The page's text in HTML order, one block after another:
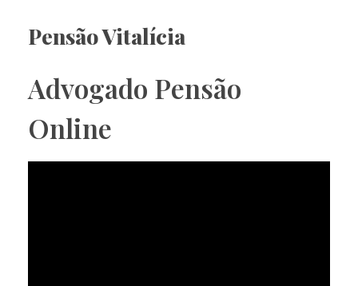
Pensão Vitalícia
Advogado Pensão
Online